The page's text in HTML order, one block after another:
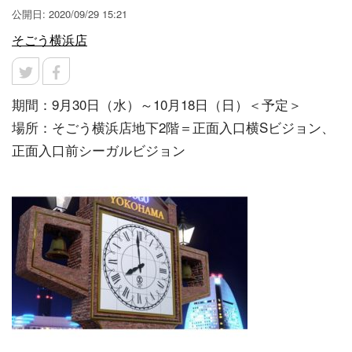
公開日: 2020/09/29 15:21
そごう横浜店
期間：9月30日（水）～10月18日（日）＜予定＞
場所：そごう横浜店地下2階＝正面入口横Sビジョン、
正面入口前シーガルビジョン